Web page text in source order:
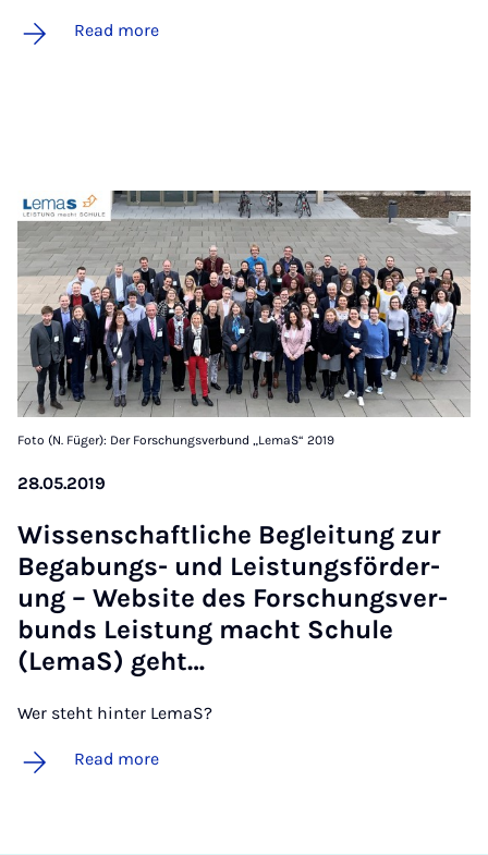
Read more
Foto (N. Füger): Der Forschungsverbund „LemaS“ 2019
28.05.2019
Wis­senschaft­liche Beg­lei­tung zur
Beg­abungs- und Leis­tungs­för­der­
ung – Web­site des Forschungs­ver­
bunds Leis­tung macht Schule
(LemaS) ge­ht…
Wer steht hinter LemaS?
Read more